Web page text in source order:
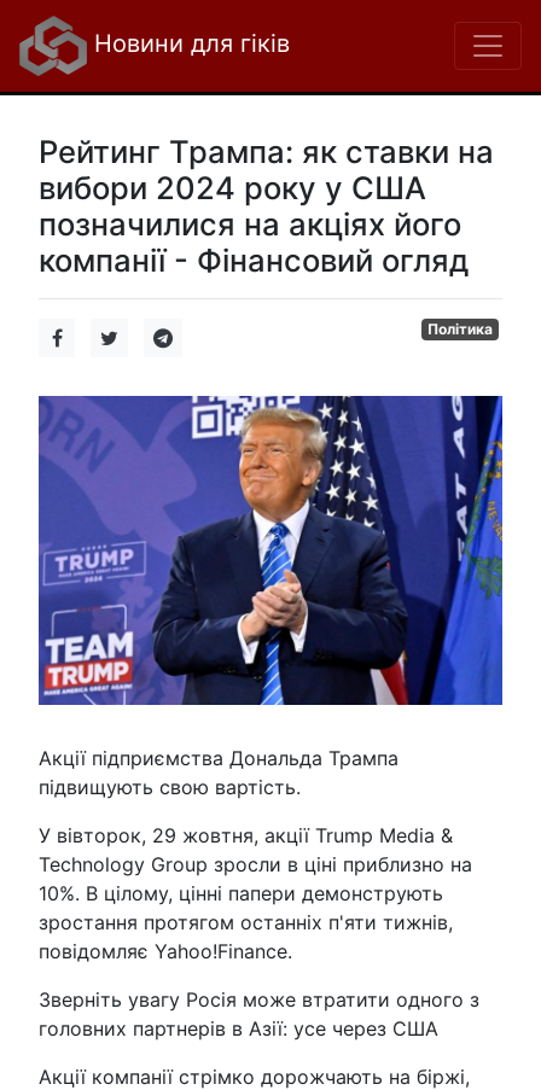
Новини для гіків
Рейтинг Трампа: як ставки на
вибори 2024 року у США
позначилися на акціях його
компанії - Фінансовий огляд
Політика
Акції підприємства Дональда Трампа
підвищують свою вартість.
У вівторок, 29 жовтня, акції Trump Media &
Technology Group зросли в ціні приблизно на
10%. В цілому, цінні папери демонструють
зростання протягом останніх п'яти тижнів,
повідомляє Yahoo!Finance.
Зверніть увагу Росія може втратити одного з
головних партнерів в Азії: усе через США
Акції компанії стрімко дорожчають на біржі,